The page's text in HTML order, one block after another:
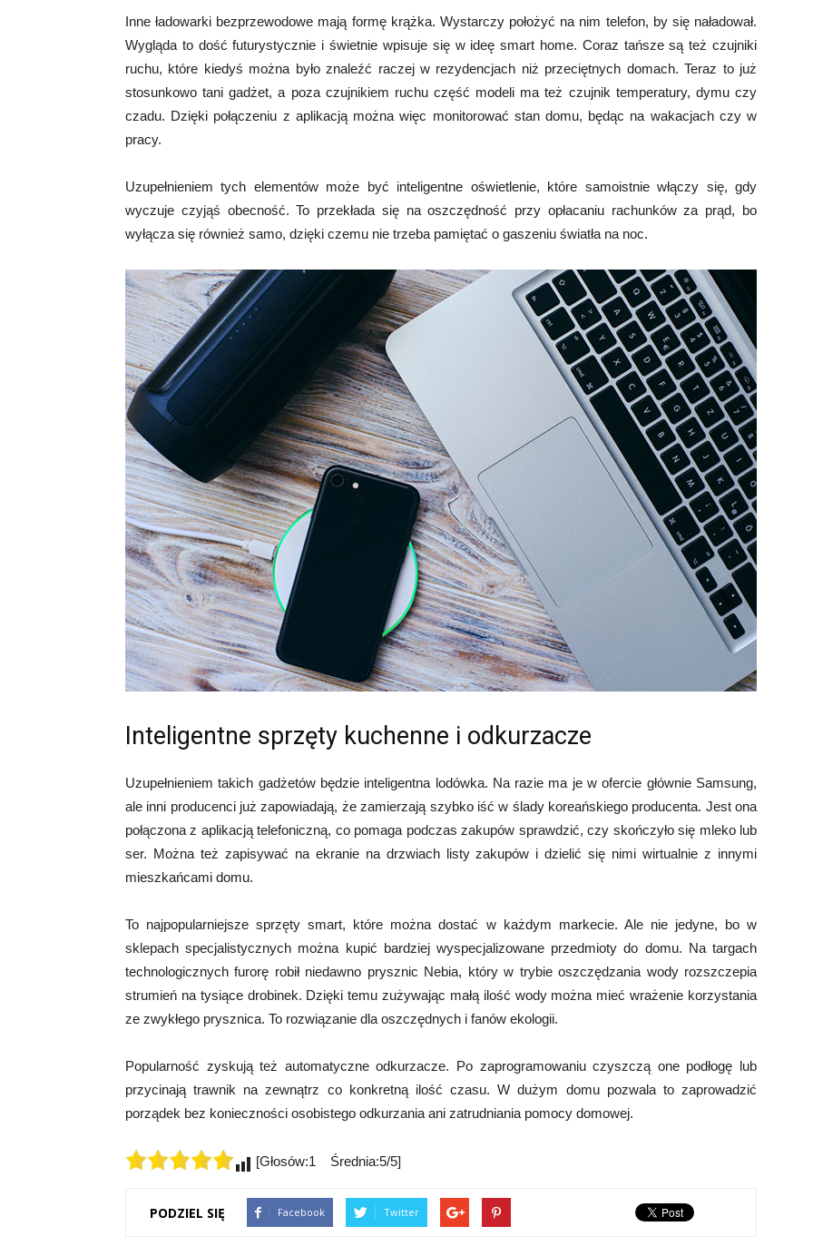
Inne ładowarki bezprzewodowe mają formę krążka. Wystarczy położyć na nim telefon, by się naładował.
Wygląda to dość futurystycznie i świetnie wpisuje się w ideę smart home. Coraz tańsze są też czujniki
ruchu, które kiedyś można było znaleźć raczej w rezydencjach niż przeciętnych domach. Teraz to już
stosunkowo tani gadżet, a poza czujnikiem ruchu część modeli ma też czujnik temperatury, dymu czy
czadu. Dzięki połączeniu z aplikacją można więc monitorować stan domu, będąc na wakacjach czy w
pracy.
Uzupełnieniem tych elementów może być inteligentne oświetlenie, które samoistnie włączy się, gdy
wyczuje czyjąś obecność. To przekłada się na oszczędność przy opłacaniu rachunków za prąd, bo
wyłącza się również samo, dzięki czemu nie trzeba pamiętać o gaszeniu światła na noc.
Inteligentne sprzęty kuchenne i odkurzacze
Uzupełnieniem takich gadżetów będzie inteligentna lodówka. Na razie ma je w ofercie głównie Samsung,
ale inni producenci już zapowiadają, że zamierzają szybko iść w ślady koreańskiego producenta. Jest ona
połączona z aplikacją telefoniczną, co pomaga podczas zakupów sprawdzić, czy skończyło się mleko lub
ser. Można też zapisywać na ekranie na drzwiach listy zakupów i dzielić się nimi wirtualnie z innymi
mieszkańcami domu.
To najpopularniejsze sprzęty smart, które można dostać w każdym markecie. Ale nie jedyne, bo w
sklepach specjalistycznych można kupić bardziej wyspecjalizowane przedmioty do domu. Na targach
technologicznych furorę robił niedawno prysznic Nebia, który w trybie oszczędzania wody rozszczepia
strumień na tysiące drobinek. Dzięki temu zużywając małą ilość wody można mieć wrażenie korzystania
ze zwykłego prysznica. To rozwiązanie dla oszczędnych i fanów ekologii.
Popularność zyskują też automatyczne odkurzacze. Po zaprogramowaniu czyszczą one podłogę lub
przycinają trawnik na zewnątrz co konkretną ilość czasu. W dużym domu pozwala to zaprowadzić
porządek bez konieczności osobistego odkurzania ani zatrudniania pomocy domowej.
[Głosów:1 Średnia:5/5]
PODZIEL SIĘ Facebook Twitter